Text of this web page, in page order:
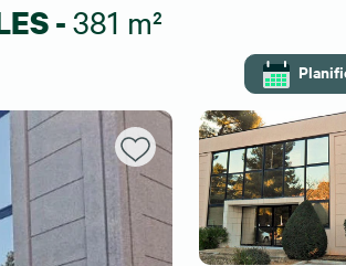
-381 m²